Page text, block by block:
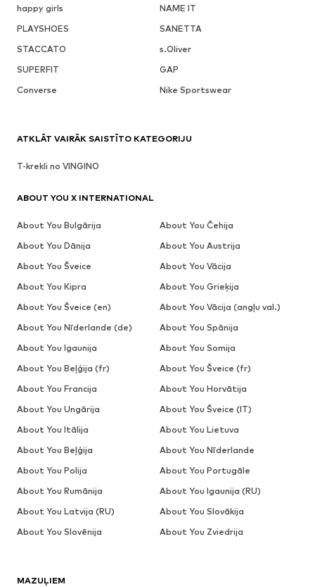
happy girls
NAME IT
PLAYSHOES
SANETTA
STACCATO
s.Oliver
SUPERFIT
GAP
Converse
Nike Sportswear
MAZUĻIEM
ATKLĀT VAIRĀK SAISTĪTO KATEGORIJU
T-krekli no VINGINO
ABOUT YOU X INTERNATIONAL
About You Bulgārija
About You Čehija
About You Dānija
About You Austrija
About You Šveice
About You Vācija
About You Kipra
About You Grieķija
About You Šveice (en)
About You Vācija (angļu val.)
About You Nīderlande (de)
About You Spānija
About You Igaunija
About You Somija
About You Beļģija (fr)
About You Šveice (fr)
About You Francija
About You Horvātija
About You Ungārija
About You Šveice (IT)
About You Itālija
About You Lietuva
About You Beļģija
About You Nīderlande
About You Polija
About You Portugāle
About You Rumānija
About You Igaunija (RU)
About You Latvija (RU)
About You Slovākija
About You Slovēnija
About You Zviedrija